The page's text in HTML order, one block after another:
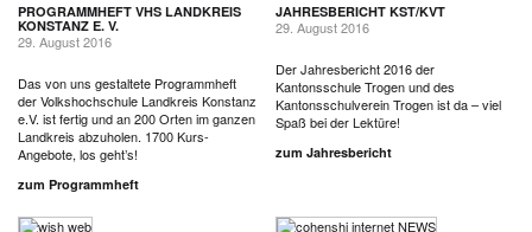
PROGRAMMHEFT VHS LANDKREIS
KONSTANZ E. V.
29. August 2016
Das von uns gestaltete Programmheft
der Volkshochschule Landkreis Konstanz
e.V. ist fertig und an 200 Orten im ganzen
Landkreis abzuholen. 1700 Kurs-
Angebote, los geht’s!
zum Programmheft
JAHRESBERICHT KST/KVT
29. August 2016
Der Jahresbericht 2016 der
Kantonsschule Trogen und des
Kantonsschulverein Trogen ist da – viel
Spaß bei der Lektüre!
zum Jahresbericht